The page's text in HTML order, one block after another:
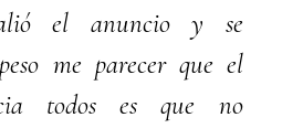
el anuncio y se
me parecer que el
todos es que no